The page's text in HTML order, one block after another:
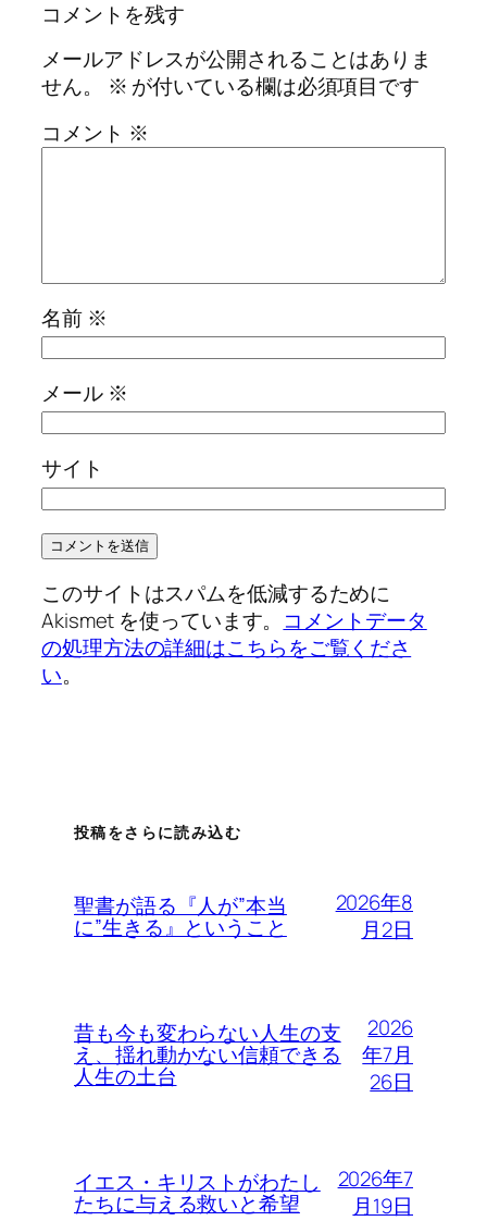
コメントを残す
メールアドレスが公開されることはありま
せん。
※ が付いている欄は必須項目です
コメント ※
名前 ※
メール ※
サイト
このサイトはスパムを低減するために
Akismet を使っています。 コメントデータ
の処理方法の詳細はこちらをご覧くださ
い。
投稿をさらに読み込む
聖書が語る『人が”本当
に”生きる』ということ
2026年8
月2日
昔も今も変わらない人生の支
え、揺れ動かない信頼できる
人生の土台
2026
年7月
26日
イエス・キリストがわたし
たちに与える救いと希望
2026年7
月19日